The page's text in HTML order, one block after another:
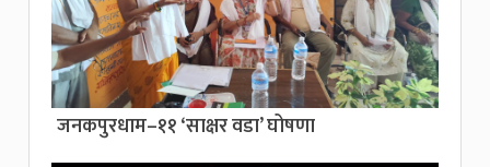
जनकपुरधाम–११ ‘साक्षर वडा’ घोषणा